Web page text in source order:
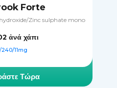
Forte
Zinc sulphate monohydrate
ἀνά χάπι
240/11mg
Τώρα